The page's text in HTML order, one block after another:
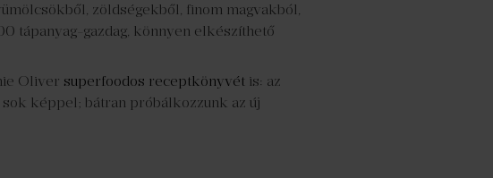
zöldségekből, finom magvakból,
tápanyag-gazdag, könnyen elkészíthető
Oliver superfoodos receptkönyvét is: az
képpel; bátran próbálkozzunk az új